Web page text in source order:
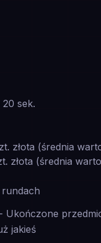
sek.
złota (średnia
złota (średnia
Ukończone
jakieś